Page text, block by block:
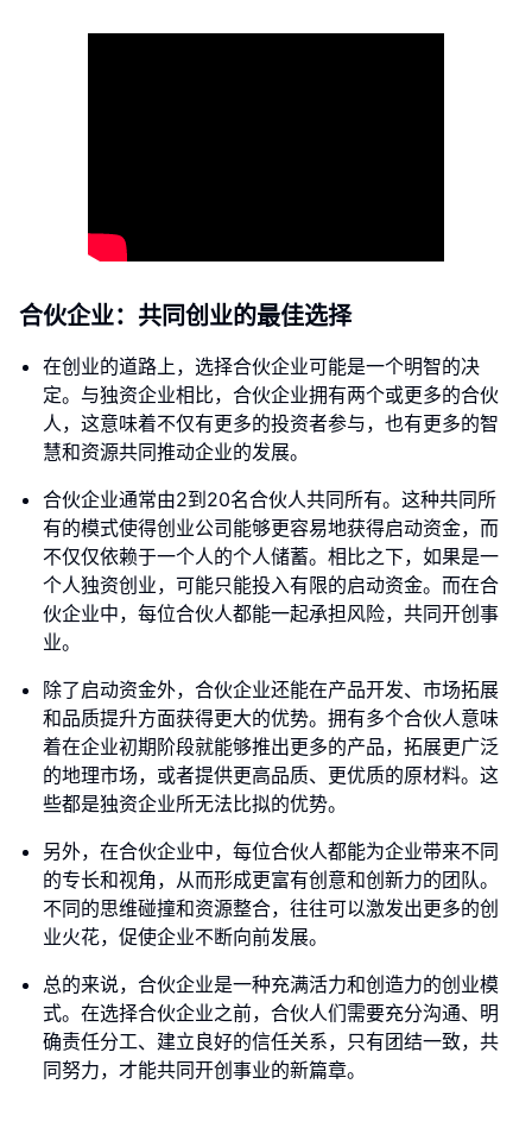
合伙企业：共同创业的最佳选择
在创业的道路上，选择合伙企业可能是一个明智的决
定。与独资企业相比，合伙企业拥有两个或更多的合伙
人，这意味着不仅有更多的投资者参与，也有更多的智
慧和资源共同推动企业的发展。
合伙企业通常由2到20名合伙人共同所有。这种共同所
有的模式使得创业公司能够更容易地获得启动资金，而
不仅仅依赖于一个人的个人储蓄。相比之下，如果是一
个人独资创业，可能只能投入有限的启动资金。而在合
伙企业中，每位合伙人都能一起承担风险，共同开创事
业。
除了启动资金外，合伙企业还能在产品开发、市场拓展
和品质提升方面获得更大的优势。拥有多个合伙人意味
着在企业初期阶段就能够推出更多的产品，拓展更广泛
的地理市场，或者提供更高品质、更优质的原材料。这
些都是独资企业所无法比拟的优势。
另外，在合伙企业中，每位合伙人都能为企业带来不同
的专长和视角，从而形成更富有创意和创新力的团队。
不同的思维碰撞和资源整合，往往可以激发出更多的创
业火花，促使企业不断向前发展。
总的来说，合伙企业是一种充满活力和创造力的创业模
式。在选择合伙企业之前，合伙人们需要充分沟通、明
确责任分工、建立良好的信任关系，只有团结一致，共
同努力，才能共同开创事业的新篇章。